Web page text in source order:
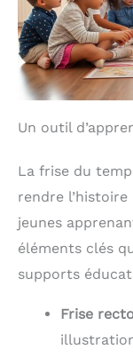
Un outil
La frise du
rendre
jeunes
éléments clés
supports
Frise